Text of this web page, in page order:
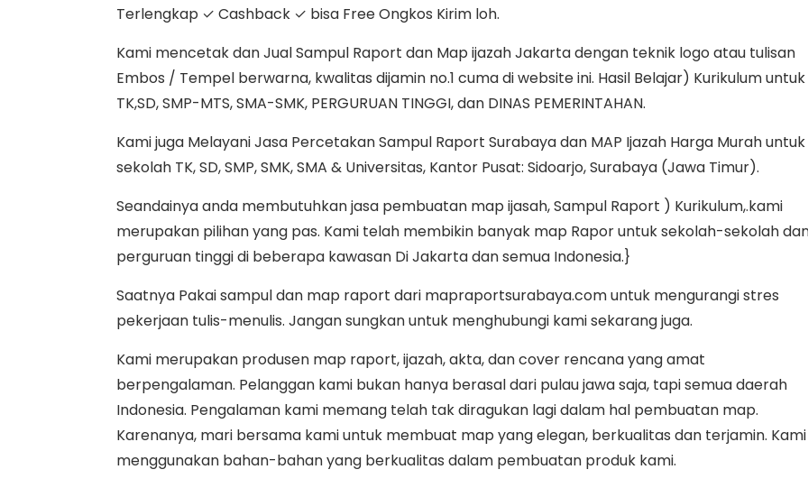
Terlengkap ✓ Cashback ✓ bisa Free Ongkos Kirim loh.
Kami mencetak dan Jual Sampul Raport dan Map ijazah Jakarta dengan teknik logo atau tulisan
Embos / Tempel berwarna, kwalitas dijamin no.1 cuma di website ini. Hasil Belajar) Kurikulum untuk
TK,SD, SMP-MTS, SMA-SMK, PERGURUAN TINGGI, dan DINAS PEMERINTAHAN.
Kami juga Melayani Jasa Percetakan Sampul Raport Surabaya dan MAP Ijazah Harga Murah untuk
sekolah TK, SD, SMP, SMK, SMA & Universitas, Kantor Pusat: Sidoarjo, Surabaya (Jawa Timur).
Seandainya anda membutuhkan jasa pembuatan map ijasah, Sampul Raport ) Kurikulum,.kami
merupakan pilihan yang pas. Kami telah membikin banyak map Rapor untuk sekolah-sekolah
perguruan tinggi di beberapa kawasan Di Jakarta dan semua Indonesia.}
Saatnya Pakai sampul dan map raport dari mapraportsurabaya.com untuk mengurangi stres
pekerjaan tulis-menulis. Jangan sungkan untuk menghubungi kami sekarang juga.
Kami merupakan produsen map raport, ijazah, akta, dan cover rencana yang amat
berpengalaman. Pelanggan kami bukan hanya berasal dari pulau jawa saja, tapi semua daerah
Indonesia. Pengalaman kami memang telah tak diragukan lagi dalam hal pembuatan map.
Karenanya, mari bersama kami untuk membuat map yang elegan, berkualitas dan terjamin. Kami
menggunakan bahan-bahan yang berkualitas dalam pembuatan produk kami.